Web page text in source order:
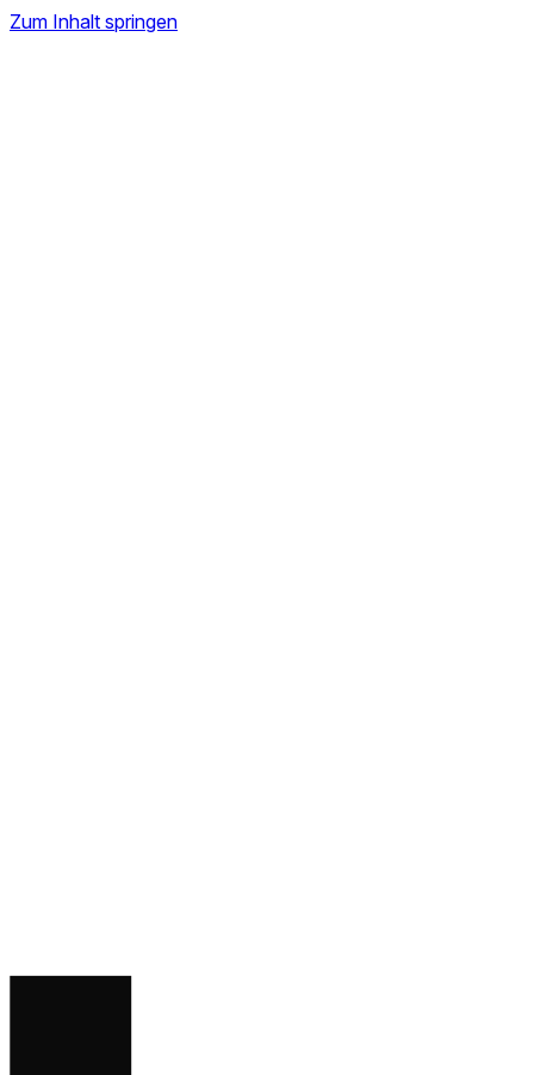
Zum Inhalt springen